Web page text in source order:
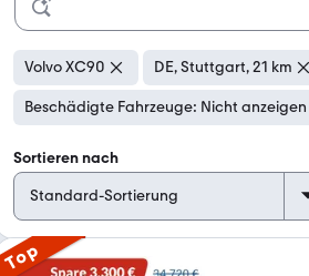
Volvo XC90 DE, Stuttgart, 21 km
Beschädigte Fahrzeuge: Nicht anzeigen
Sortieren nach
Top